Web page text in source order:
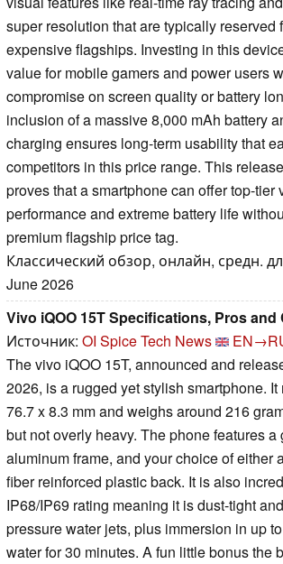
super resolution that are typically reserved
expensive flagships. Investing in this
value for mobile gamers and power users
compromise on screen quality or battery
inclusion of a massive 8,000 mAh battery
charging ensures long-term usability that
competitors in this price range. This
proves that a smartphone can offer top-tier
performance and extreme battery life
premium flagship price tag.
Классический обзор, онлайн, средн.
June 2026
Vivo iQOO 15T Specifications, Pros and
Источник: OI Spice Tech News
The vivo iQOO 15T, announced and
2026, is a rugged yet stylish smartphone.
76.7 x 8.3 mm and weighs around 216
but not overly heavy. The phone features a
aluminum frame, and your choice of either
fiber reinforced plastic back. It is also
IP68/IP69 rating meaning it is dust-tight
pressure water jets, plus immersion in up
water for 30 minutes. A fun little bonus the